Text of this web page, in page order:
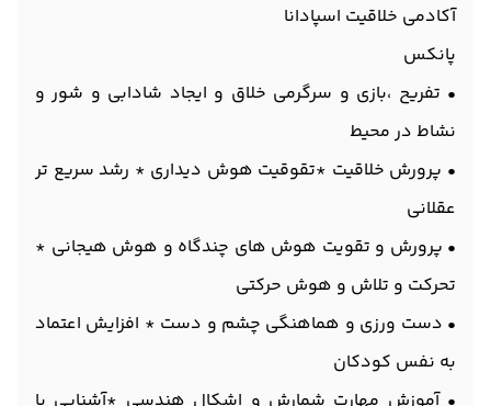
آکادمی خلاقیت اسپادانا
پانکس
• تفریح ،بازی و سرگرمی خلاق و ایجاد شادابی و شور و
نشاط در محیط
• پرورش خلاقیت *تقوقیت هوش دیداری * رشد سریع تر
عقلانی
• پرورش و تقویت هوش های چندگاه و هوش هیجانی *
تحرکت و تلاش و هوش حرکتی
• دست ورزی و هماهنگی چشم و دست * افزایش اعتماد
به نفس کودکان
• آموزش مهارت شمارش و اشکال هندسی *آشنایی با